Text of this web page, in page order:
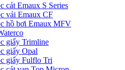
cát Emaux S Series
vải Emaux CF
hồ bơi Emaux MFV
giấy Trimline
giấy Opal
giấy Fulflo Tri